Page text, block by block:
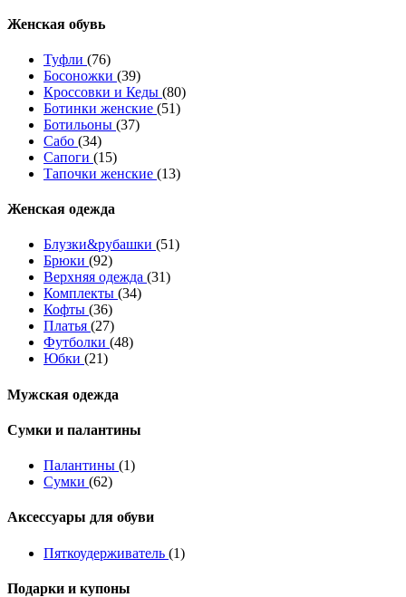
Женcкая обувь
Туфли (76)
Босоножки (39)
Кроссовки и Кеды (80)
Ботинки женские (51)
Ботильоны (37)
Сабо (34)
Сапоги (15)
Тапочки женские (13)
Женская одежда
Блузки&рубашки (51)
Брюки (92)
Верхняя одежда (31)
Комплекты (34)
Кофты (36)
Платья (27)
Футболки (48)
Юбки (21)
Мужская одежда
Сумки и палантины
Палантины (1)
Сумки (62)
Аксессуары для обуви
Пяткоудерживатель (1)
Подарки и купоны